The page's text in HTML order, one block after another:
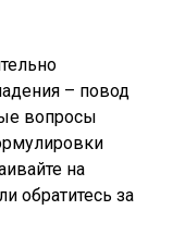
– повод
вопросы
на
обратитесь за